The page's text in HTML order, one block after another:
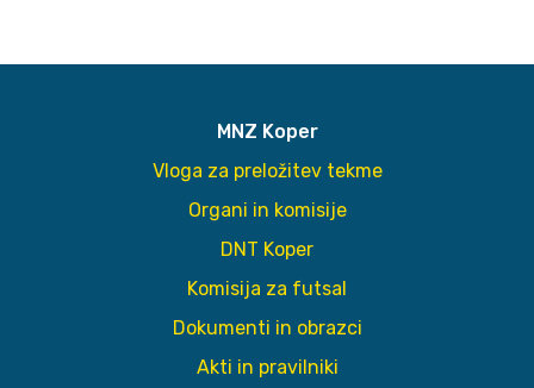
MNZ Koper
Vloga za preložitev tekme
Organi in komisije
DNT Koper
Komisija za futsal
Dokumenti in obrazci
Akti in pravilniki